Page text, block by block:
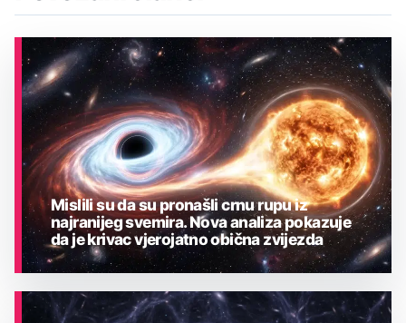
ASTRONOMIJA
Mislili su da su pronašli crnu rupu iz
najranijeg svemira. Nova analiza pokazuje
da je krivac vjerojatno obična zvijezda